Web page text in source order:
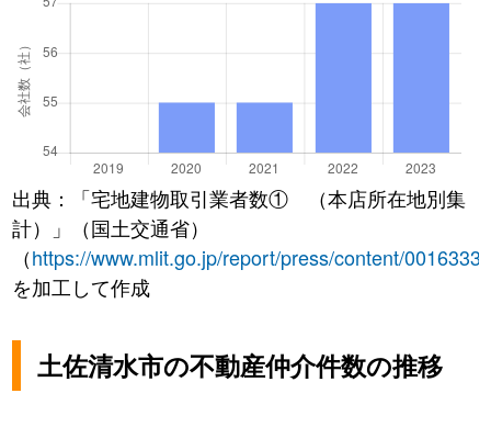
出典：「宅地建物取引業者数① （本店所在地別集
計）」（国土交通省）
（https://www.mlit.go.jp/report/press/content/
を加工して作成
土佐清水市の不動産仲介件数の推移